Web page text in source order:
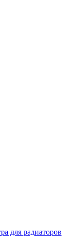
для радиаторов